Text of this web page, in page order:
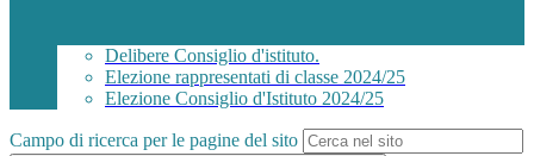
Delibere Consiglio d'istituto.
Elezione rappresentati di classe 2024/25
Elezione Consiglio d'Istituto 2024/25
Campo di ricerca per le pagine del sito